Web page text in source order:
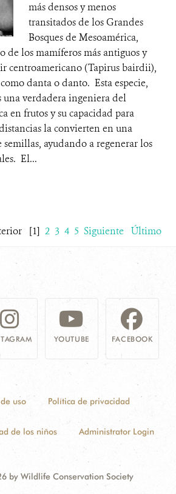
más densos y menos
transitados de los Grandes
Bosques de Mesoamérica,
de los mamíferos más antiguos y
centroamericano (Tapirus bairdii),
danta o danto. Esta especie,
una verdadera ingeniera del
en frutos y su capacidad para
la convierten en una
semillas, ayudando a regenerar los
El...
[1] 2 3 4 5 Siguiente Último
YOUTUBE FACEBOOK
uso Política de privacidad
de los niños Administrator Login
by Wildlife Conservation Society